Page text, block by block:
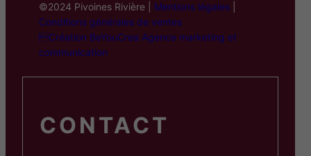
©2024 Pivoines Rivière | Mentions légales
Conditions générales de ventes
Création BeYouCrea Agence marketing et
communication
CONTACT